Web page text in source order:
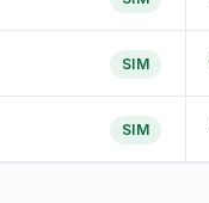
SIM
SIM